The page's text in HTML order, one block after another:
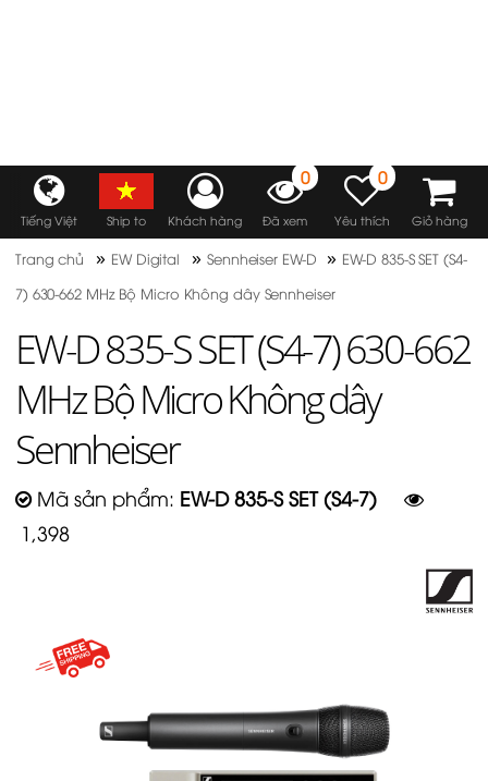
Tiếng Việt Ship to Khách hàng Đã xem Yêu thích Giỏ hàng
Trang chủ »EW Digital »Sennheiser EW-D »EW-D 835-S SET (S4-
7) 630-662 MHz Bộ Micro Không dây Sennheiser
EW-D 835-S SET (S4-7) 630-662
MHz Bộ Micro Không dây
Sennheiser
1,398